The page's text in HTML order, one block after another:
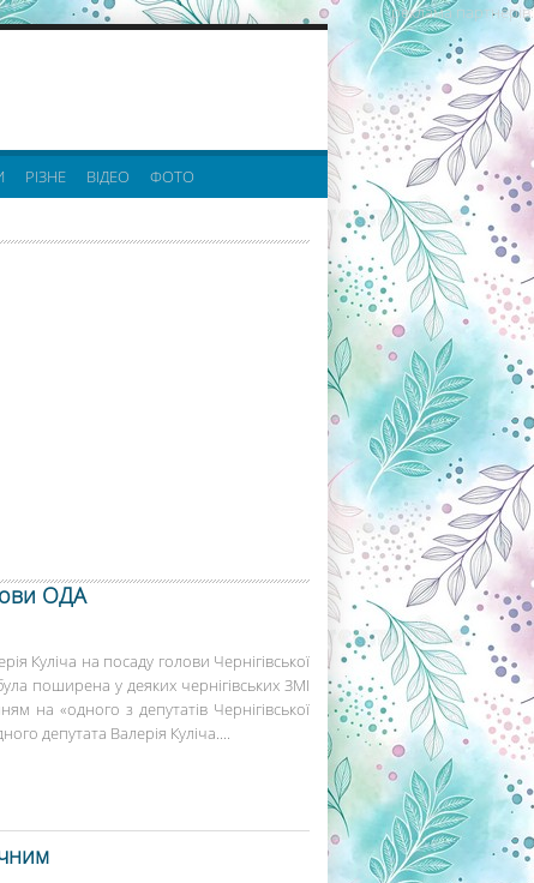
реклама партнерів:
РІЗНЕ ВІДЕО ФОТО
ОДА
Куліча на посаду голови Чернігівської
поширена у деяких чернігівських ЗМІ
на «одного з депутатів Чернігівської
депутата Валерія Куліча....